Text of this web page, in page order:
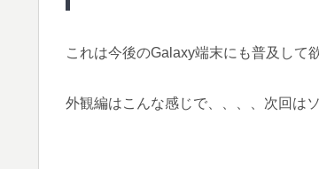
これは今後のGalaxy端末にも普及して
外観編はこんな感じで、、、、次回は